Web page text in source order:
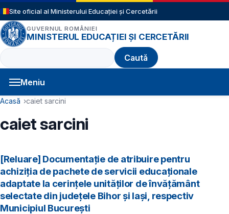
Sari la conținutul principal
Site oficial al Ministerului Educației și Cercetării
GUVERNUL ROMÂNIEI
MINISTERUL EDUCAȚIEI ȘI CERCETĂRII
Caută
Meniu
Navigație principală
Cale de navigare
Acasă caiet sarcini
caiet sarcini
[Reluare] Documentație de atribuire pentru
achiziţia de pachete de servicii educaționale
adaptate la cerințele unităților de învățământ
selectate din județele Bihor și Iași, respectiv
Municipiul București